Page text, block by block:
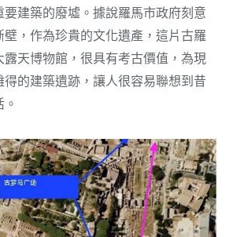
建築的廢墟。據說羅馬市政府刻意
，作為珍貴的文化遺產，這片古羅
露天博物館，很具有考古價值，為現
的建築遺跡，讓人很容易聯想到昔